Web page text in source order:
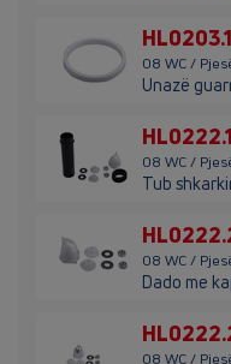
08 WC /
Unazë
08 WC /
Tub
08 WC /
Dado me
08 WC /